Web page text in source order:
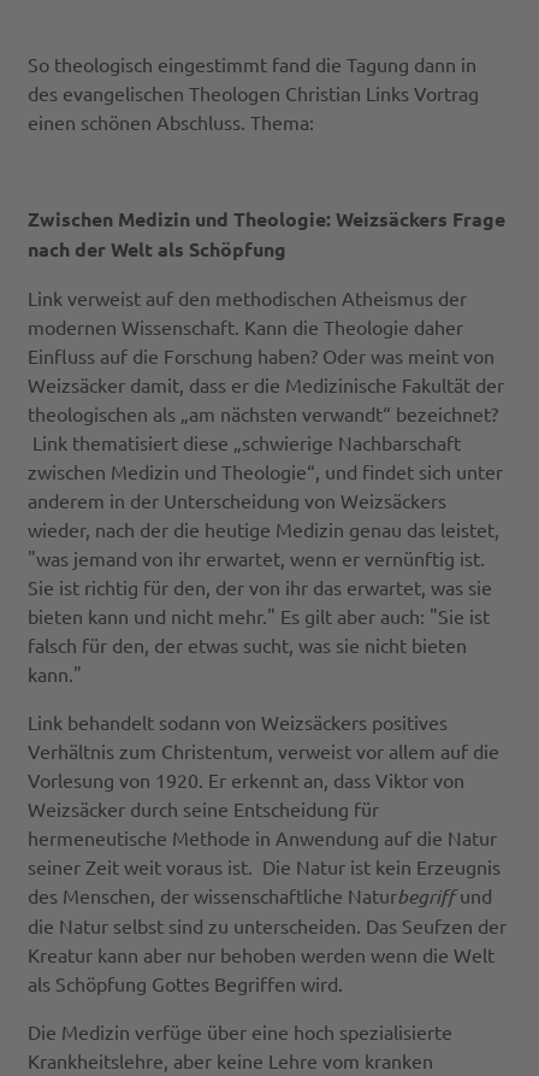
So theologisch eingestimmt fand die Tagung dann in
des evangelischen Theologen Christian Links Vortrag
einen schönen Abschluss. Thema:
Zwischen Medizin und Theologie: Weizsäckers Frage
nach der Welt als Schöpfung
Link verweist auf den methodischen Atheismus der
modernen Wissenschaft. Kann die Theologie daher
Einfluss auf die Forschung haben? Oder was meint von
Weizsäcker damit, dass er die Medizinische Fakultät der
theologischen als „am nächsten verwandt“ bezeichnet?
Link thematisiert diese „schwierige Nachbarschaft
zwischen Medizin und Theologie“, und findet sich unter
anderem in der Unterscheidung von Weizsäckers
wieder, nach der die heutige Medizin genau das leistet,
"was jemand von ihr erwartet, wenn er vernünftig ist.
Sie ist richtig für den, der von ihr das erwartet, was sie
bieten kann und nicht mehr." Es gilt aber auch: "Sie ist
falsch für den, der etwas sucht, was sie nicht bieten
kann."
Link behandelt sodann von Weizsäckers positives
Verhältnis zum Christentum, verweist vor allem auf die
Vorlesung von 1920. Er erkennt an, dass Viktor von
Weizsäcker durch seine Entscheidung für
hermeneutische Methode in Anwendung auf die Natur
seiner Zeit weit voraus ist. Die Natur ist kein Erzeugnis
des Menschen, der wissenschaftliche Naturbegriffund
die Natur selbst sind zu unterscheiden. Das Seufzen der
Kreatur kann aber nur behoben werden wenn die Welt
als Schöpfung Gottes Begriffen wird.
Die Medizin verfüge über eine hoch spezialisierte
Krankheitslehre, aber keine Lehre vom kranken